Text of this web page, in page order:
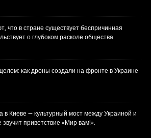
что в стране существует беспричинная
о глубоком расколе общества.
как дроны создали на фронте в Украине
Киеве — культурный мост между Украиной и
приветствие «Мир вам!».